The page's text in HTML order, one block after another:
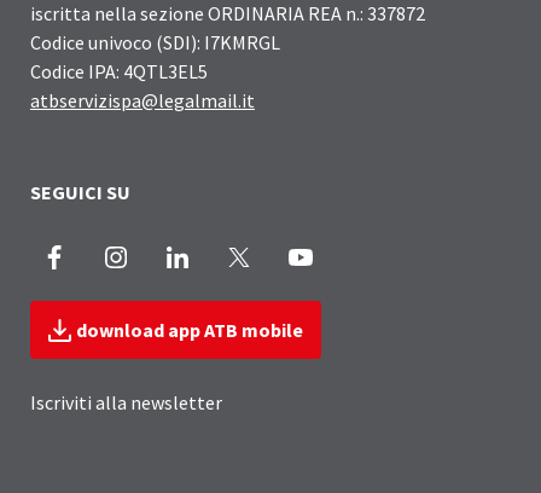
iscritta nella sezione ORDINARIA REA n.: 337872
Codice univoco (SDI): I7KMRGL
Codice IPA: 4QTL3EL5
atbservizispa@legalmail.it
SEGUICI SU
Facebook InstagramLinkedIn
download app ATB mobile
Iscriviti alla newsletter